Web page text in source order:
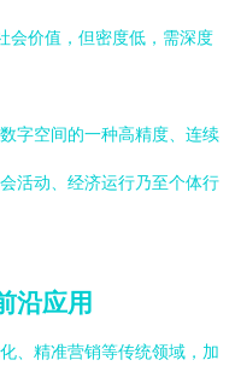
会价值，但密度低，需深度
字空间的一种高精度、连续
活动、经济运行乃至个体行
沿应用
、精准营销等传统领域，加